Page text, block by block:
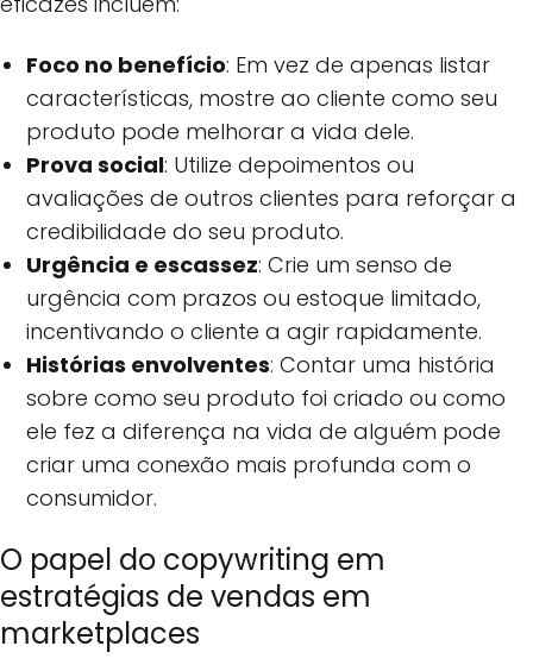
Foco no benefício: Em vez de apenas listar
características, mostre ao cliente como seu
produto pode melhorar a vida dele.
Prova social: Utilize depoimentos ou
avaliações de outros clientes para reforçar a
credibilidade do seu produto.
Urgência e escassez: Crie um senso de
urgência com prazos ou estoque limitado,
incentivando o cliente a agir rapidamente.
Histórias envolventes: Contar uma história
sobre como seu produto foi criado ou como
ele fez a diferença na vida de alguém pode
criar uma conexão mais profunda com o
consumidor.
O papel do copywriting em
estratégias de vendas em
marketplaces